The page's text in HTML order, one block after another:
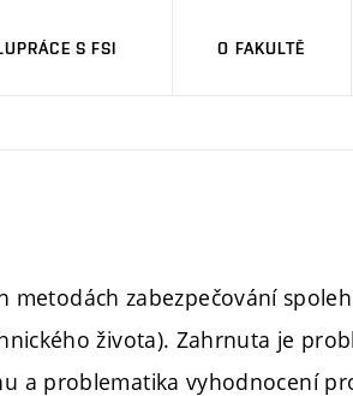
S FSI O FAKULTĚ
zabezpečování
života). Zahrnuta je
a problematika vyhodnocení